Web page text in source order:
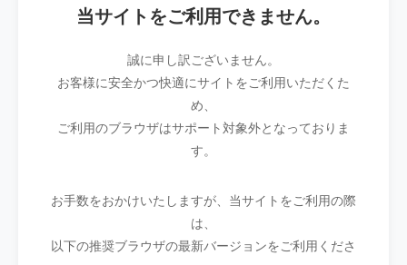
当サイトをご利用できません。
誠に申し訳ございません。
お客様に安全かつ快適にサイトをご利用いただくた
め、
ご利用のブラウザはサポート対象外となっておりま
す。
お手数をおかけいたしますが、当サイトをご利用の際
は、
以下の推奨ブラウザの最新バージョンをご利用くださ